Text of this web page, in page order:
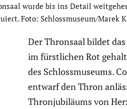
wurde bis ins Detail
Foto: Schlossmuseum/Marek
Der Thronsaal bildet
im fürst­li­chen Rot
des Schloss­mu­seums.
entwarf den Thron
Thron­ju­bi­läums von